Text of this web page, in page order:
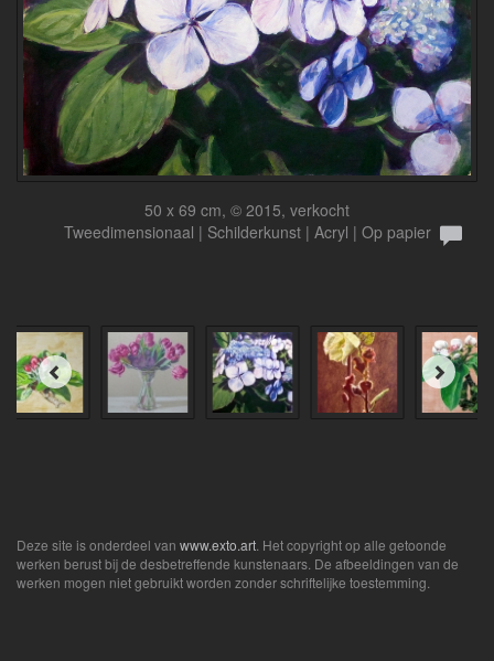
50 x 69 cm, © 2015, verkocht
Tweedimensionaal | Schilderkunst | Acryl | Op papier
Deze site is onderdeel van www.exto.art . Het copyright op alle getoonde
werken berust bij de desbetreffende kunstenaars. De afbeeldingen van de
werken mogen niet gebruikt worden zonder schriftelijke toestemming.